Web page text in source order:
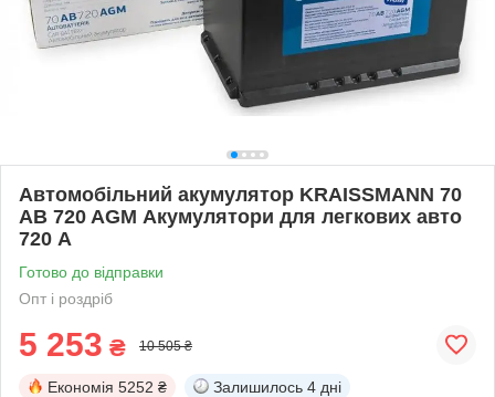
Автомобільний акумулятор KRAISSMANN 70
AB 720 AGM Акумулятори для легкових авто
720 А
Готово до відправки
Опт і роздріб
5 253 ₴ 10 505 ₴
Економія 5252 ₴ Залишилось 4 дні